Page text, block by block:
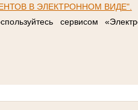
В ЭЛЕКТРОННОМ ВИДЕ".
сервисом